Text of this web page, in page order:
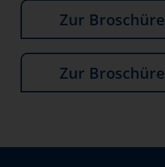
Zur Broschüre
Zur Broschüre